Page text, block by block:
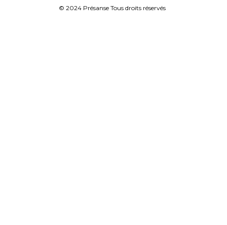
© 2024 Présanse Tous droits réservés